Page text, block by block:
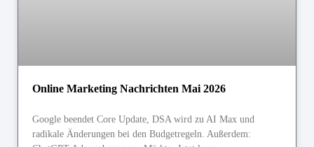
Online Marketing Nachrichten Mai 2026
Google beendet Core Update, DSA wird zu AI Max und
radikale Änderungen bei den Budgetregeln. Außerdem: